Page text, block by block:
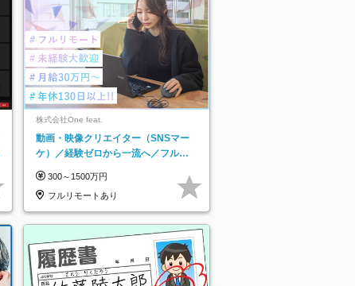
株式会社One feat.
動画・映像クリエイター（SNSマー
ケ）／経験ゼロから一流へ／フルリ
日以上
300～1500万円
フルリモートあり